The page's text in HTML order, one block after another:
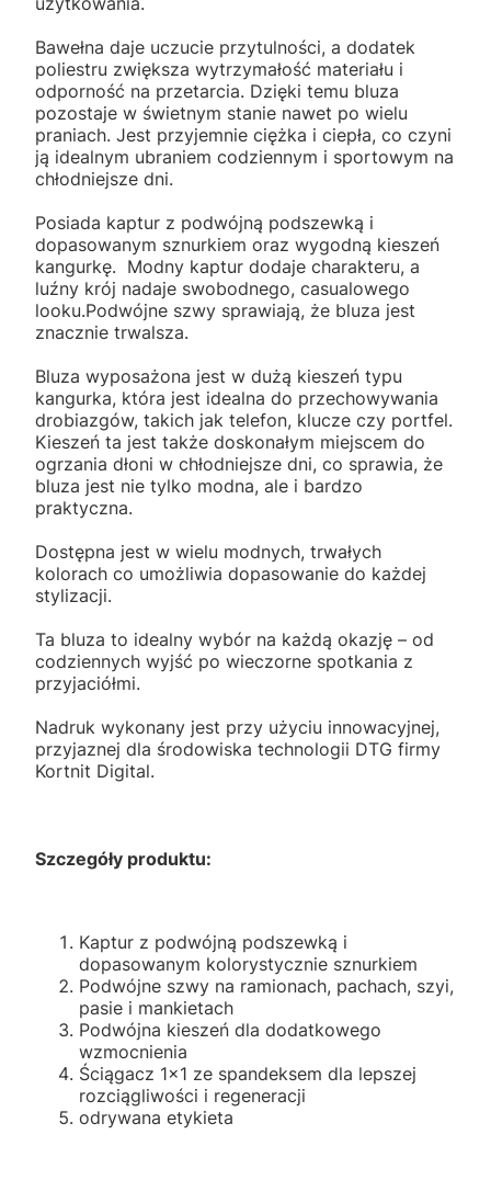
Bawełna daje uczucie przytulności, a dodatek
poliestru zwiększa wytrzymałość materiału i
odporność na przetarcia. Dzięki temu bluza
pozostaje w świetnym stanie nawet po wielu
praniach. Jest przyjemnie ciężka i ciepła, co czyni
ją idealnym ubraniem codziennym i sportowym na
chłodniejsze dni.
Posiada kaptur z podwójną podszewką i
dopasowanym sznurkiem oraz wygodną kieszeń
kangurkę. Modny kaptur dodaje charakteru, a
luźny krój nadaje swobodnego, casualowego
looku.Podwójne szwy sprawiają, że bluza jest
znacznie trwalsza.
Bluza wyposażona jest w dużą kieszeń typu
kangurka, która jest idealna do przechowywania
drobiazgów, takich jak telefon, klucze czy portfel.
Kieszeń ta jest także doskonałym miejscem do
ogrzania dłoni w chłodniejsze dni, co sprawia, że
bluza jest nie tylko modna, ale i bardzo
praktyczna.
Dostępna jest w wielu modnych, trwałych
kolorach co umożliwia dopasowanie do każdej
stylizacji.
Ta bluza to idealny wybór na każdą okazję – od
codziennych wyjść po wieczorne spotkania z
przyjaciółmi.
Nadruk wykonany jest przy użyciu innowacyjnej,
przyjaznej dla środowiska technologii DTG firmy
Kortnit Digital.
Szczegóły produktu:
Kaptur z podwójną podszewką i
dopasowanym kolorystycznie sznurkiem
Podwójne szwy na ramionach, pachach, szyi,
pasie i mankietach
Podwójna kieszeń dla dodatkowego
wzmocnienia
Ściągacz 1x1 ze spandeksem dla lepszej
rozciągliwości i regeneracji
odrywana etykieta